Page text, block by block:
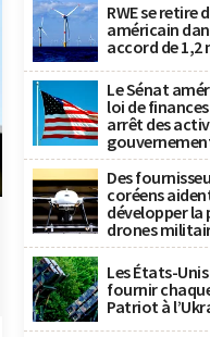
RWE se retire
américain
accord de 1,2
Le Sénat
loi de
arrêt des
Des
coréens
développer
drones
Les États-
fournir
Patriot à